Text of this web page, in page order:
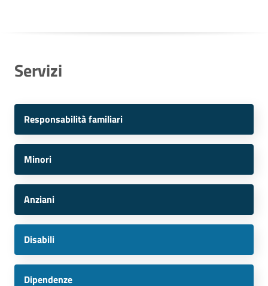
Servizi
Responsabilità familiari
Minori
Anziani
Disabili
Dipendenze